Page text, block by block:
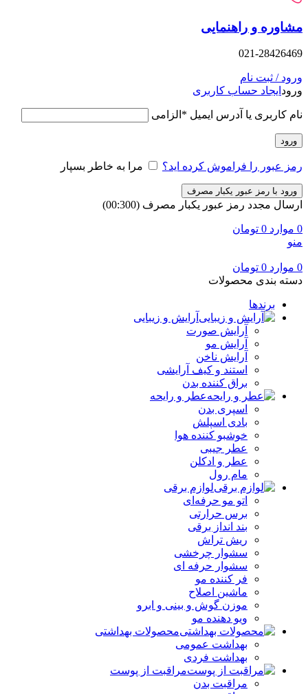
و راهنمایی
021-
/ ثبت نام
ایجاد حساب کاربری
کاربری یا آدرس ایمیل*الزامی
عبور را فراموش کرده اید؟ مرا به خاطر بسپار
با رمز عبور یکبار مصرف
مجدد رمز عبور یکبار مصرف 300
)
0
تومان
0
تومان
بندی محصولات
برندها
آرایش و زیبایی
آرایش صورت
آرایش مو
آرایش ناخن
استند و کیف آرایشی
براق کننده بدن
عطر و رایحه
اسپری بدن
بادی اسپلش
خوشبو کننده هوا
عطر جیبی
عطر و ادکلن
مام رول
لوازم برقی
اتو مو حرفه‌ای
برس حرارتی
بند انداز برقی
ریش تراش
سشوار چرخشی
سشوار حرفه ای
فر کننده‌ مو
ماشین اصلاح
موزن گوش و بینی و ابرو
ویو دهنده مو
محصولات بهداشتی
بهداشت عمومی
بهداشت فردی
مراقبت از پوست
مراقبت بدن